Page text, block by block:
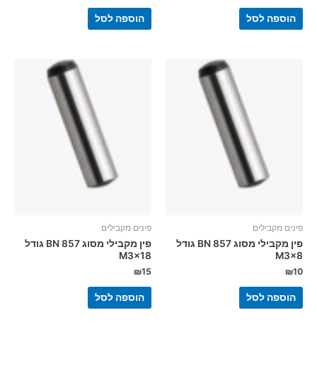
הוספה לסל הוספה לסל
פינים מקבילים
פין מקבילי מסוג BN 857 גודל
M3x8
₪10
הוספה לסל
פינים מקבילים
פין מקבילי מסוג BN 857 גודל
M3x18
₪15
הוספה לסל